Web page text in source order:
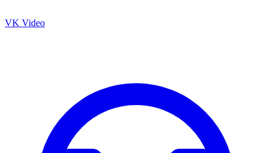
VK Video